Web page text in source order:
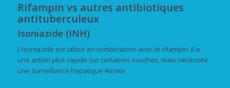
Rifampin vs autres antibiotiques
antituberculeux
Isoniazide (INH)
L’isoniazide est utilisé en combinaison avec le rifampin. Il a
une action plus rapide sur certaines souches, mais nécessite
une surveillance hepatique étroite.